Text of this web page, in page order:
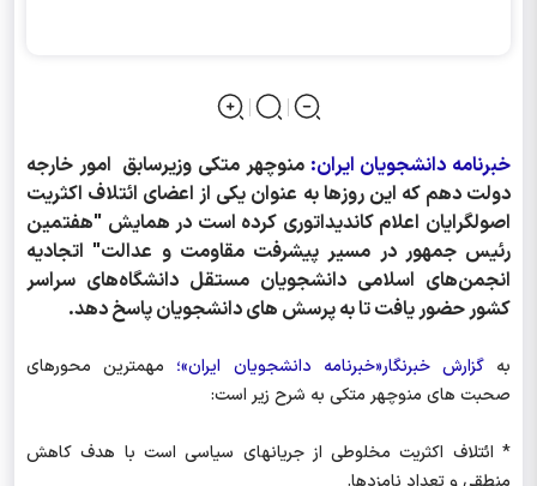
خبرنامه دانشجویان ایران: منوچهر متکی وزیرسابق امور خارجه
دولت دهم که این روزها به عنوان یکی از اعضای ائتلاف اکثریت
اصولگرایان اعلام کاندیداتوری کرده است در همایش "هفتمین
رئیس جمهور در مسیر پیشرفت مقاومت و عدالت" اتجادیه
انجمن‌های اسلامی دانشجویان مستقل دانشگاه‌های سراسر
کشور حضور یافت تا به پرسش های دانشجویان پاسخ دهد.
بهگزارش خبرنگار«خبرنامه دانشجویان ایران»؛ مهمترین محورهای
صحبت های منوچهر متکی به شرح زیر است:
* ائتلاف اکثریت مخلوطی از جریانهای سیاسی است با هدف کاهش